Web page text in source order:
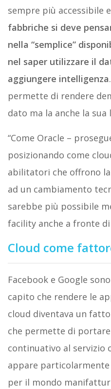
sempre più accessibile
fabbriche si deve
nella “semplice”
nel saper utilizzare il
aggiungere intelligenza
permette di rendere
dato ma la anche la sua
“Come Oracle –
posizionando come
abilitatori che offrono
ad un cambiamento
sarebbe più possibile
facility anche a fronte
Cloud come
Facebook e Google
capito che rendere le
cloud diventava un
che permette di
continuativo al servizio
appare
per il mondo